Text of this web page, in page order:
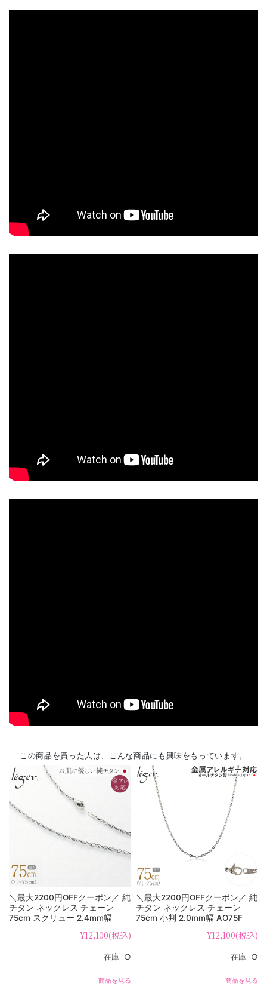
この商品を買った人は、こんな商品にも興味をもっています。
＼最大2200円OFFクーポン／ 純
チタン ネックレス チェーン
75cm スクリュー 2.4mm幅
¥12,100(税込)
在庫 ○
商品を見る
＼最大2200円OFFクーポン／ 純
チタン ネックレス チェーン
75cm 小判 2.0mm幅 AO75F
¥12,100(税込)
在庫 ○
商品を見る